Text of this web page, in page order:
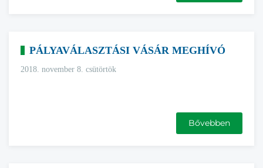
PÁLYAVÁLASZTÁSI VÁSÁR MEGHÍVÓ
2018. november 8. csütörtök
Bővebben